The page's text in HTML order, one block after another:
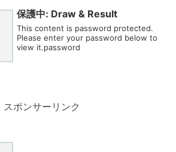
保護中: Draw & Result
This content is password protected.
Please enter your password below to
view it.password
スポンサーリンク